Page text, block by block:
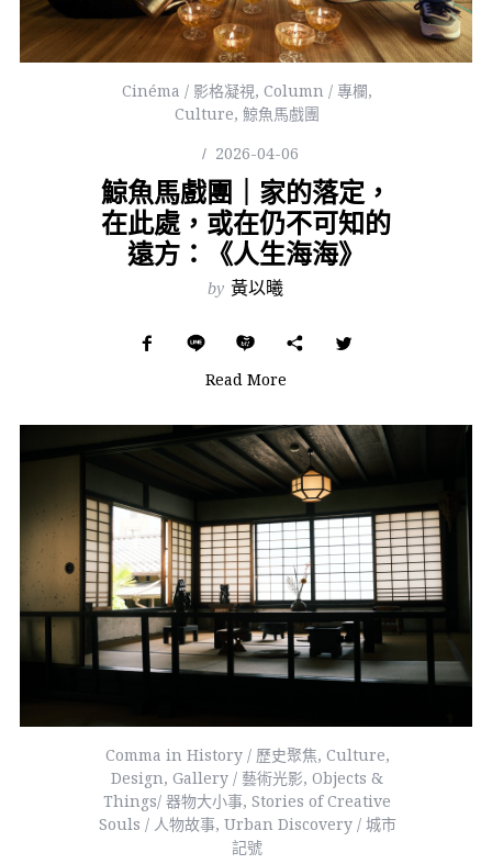
Cinéma / 影格凝視,Column / 專欄,
Culture,鯨魚馬戲團
2026-04-06
鯨魚馬戲團｜家的落定，
在此處，或在仍不可知的
遠方：《人生海海》
by 黃以曦
Read More
Comma in History / 歷史聚焦, Culture,
Design,Gallery / 藝術光影,Objects &
Things/ 器物大小事,Stories of Creative
Souls / 人物故事, Urban Discovery / 城市
記號